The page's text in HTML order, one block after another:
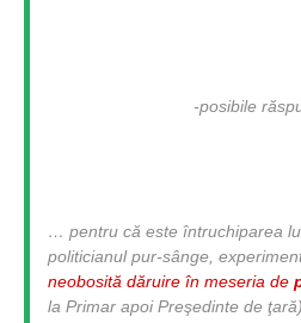
-posibile
… pentru că este întruchiparea
politicianul pur-sânge,
neobosită dăruire în meseria de
la Primar apoi Preşedinte de